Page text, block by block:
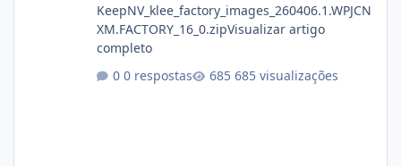
KeepNV_klee_factory_images_260406.1.WPJCN
XM.FACTORY_16_0.zipVisualizar artigo
completo
0 respostas
685 visualizações